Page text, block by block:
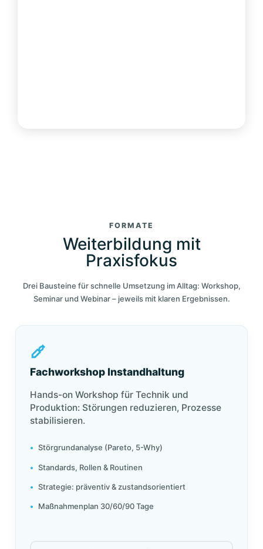
FORMATE
Weiterbildung mit
Praxisfokus
Drei Bausteine für schnelle Umsetzung im Alltag: Workshop,
Seminar und Webinar – jeweils mit klaren Ergebnissen.
Fachworkshop Instandhaltung
Hands-on Workshop für Technik und
Produktion: Störungen reduzieren, Prozesse
stabilisieren.
Störgrundanalyse (Pareto, 5-Why)
Standards, Rollen & Routinen
Strategie: präventiv & zustandsorientiert
Maßnahmenplan 30/60/90 Tage